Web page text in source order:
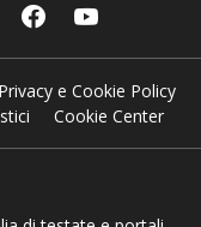
Privacy e Cookie Policy
Cookie Center